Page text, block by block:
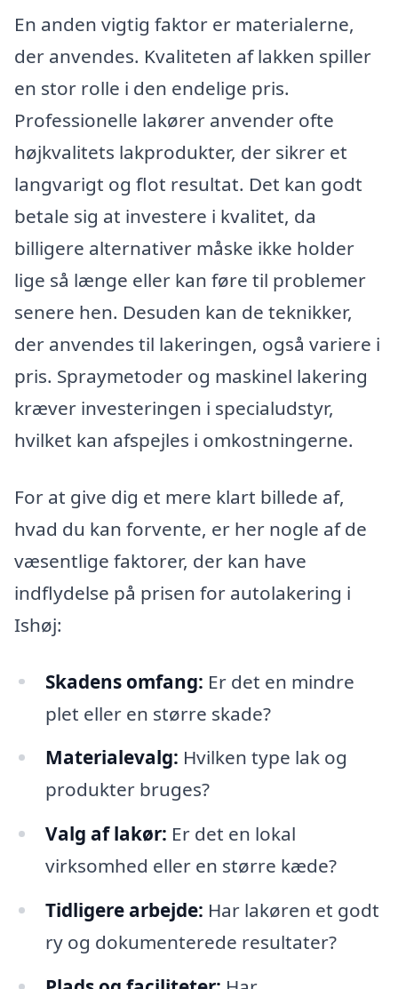
En anden vigtig faktor er materialerne,
der anvendes. Kvaliteten af lakken spiller
en stor rolle i den endelige pris.
Professionelle lakører anvender ofte
højkvalitets lakprodukter, der sikrer et
langvarigt og flot resultat. Det kan godt
betale sig at investere i kvalitet, da
billigere alternativer måske ikke holder
lige så længe eller kan føre til problemer
senere hen. Desuden kan de teknikker,
der anvendes til lakeringen, også variere i
pris. Spraymetoder og maskinel lakering
kræver investeringen i specialudstyr,
hvilket kan afspejles i omkostningerne.
For at give dig et mere klart billede af,
hvad du kan forvente, er her nogle af de
væsentlige faktorer, der kan have
indflydelse på prisen for autolakering i
Ishøj:
Skadens omfang: Er det en mindre
plet eller en større skade?
Materialevalg: Hvilken type lak og
produkter bruges?
Valg af lakør: Er det en lokal
virksomhed eller en større kæde?
Tidligere arbejde: Har lakøren et godt
ry og dokumenterede resultater?